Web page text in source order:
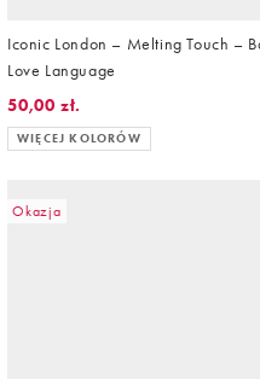
Iconic London – Melting Touch –
Love Language
50,00 zł.
WIĘCEJ KOLORÓW
Okazja